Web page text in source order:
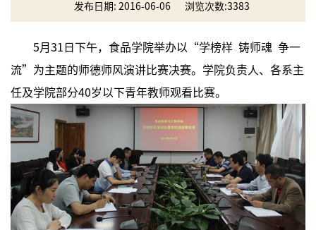
发布日期: 2016-06-06
浏览次数:3383
5月31日下午，食品学院举办以“学榜样 铸师魂 争一
流”为主题的师德师风演讲比赛决赛。学院负责人、各系主
任及学院部分40岁以下青年教师观看比赛。